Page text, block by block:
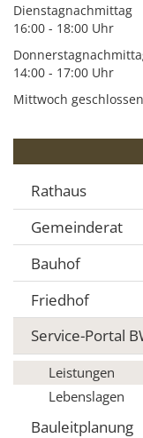
Dienstagnachmittag
16:00 - 18:00 Uhr
14:00 - 17:00 Uhr
Mittwoch
Rathaus
Gemeinderat
Bauhof
Friedhof
Service-Portal
Leistungen
Lebenslagen
Bauleitplanung